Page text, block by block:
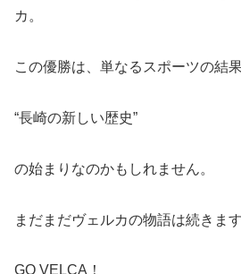
カ。
この優勝は、単なるスポーツの結
“長崎の新しい歴史”
の始まりなのかもしれません。
まだまだヴェルカの物語は続きます
GO VELCA！